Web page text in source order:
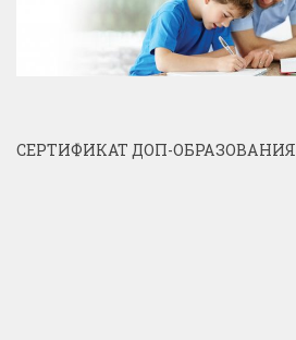
СЕРТИФИКАТ ДОП-ОБРАЗОВАНИЯ